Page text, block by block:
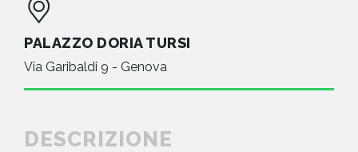
PALAZZO DORIA TURSI
Via Garibaldi 9 - Genova
DESCRIZIONE